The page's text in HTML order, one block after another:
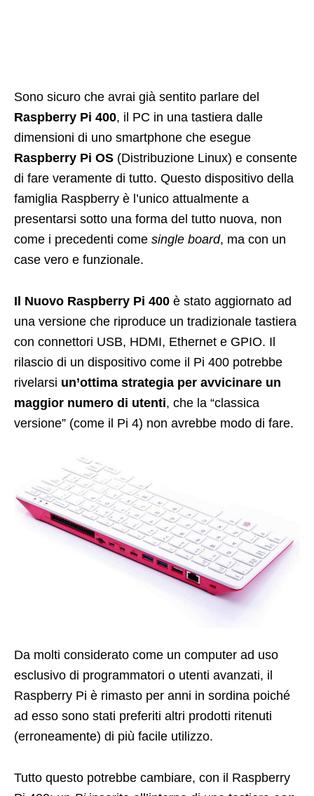
Sono sicuro che avrai già sentito parlare del
Raspberry Pi 400, il PC in una tastiera dalle
dimensioni di uno smartphone che esegue
Raspberry Pi OS (Distribuzione Linux) e consente
di fare veramente di tutto. Questo dispositivo della
famiglia Raspberry è l’unico attualmente a
presentarsi sotto una forma del tutto nuova, non
come i precedenti come single board, ma con un
case vero e funzionale.
Il Nuovo Raspberry Pi 400 è stato aggiornato ad
una versione che riproduce un tradizionale tastiera
con connettori USB, HDMI, Ethernet e GPIO. Il
rilascio di un dispositivo come il Pi 400 potrebbe
rivelarsi un’ottima strategia per avvicinare un
maggior numero di utenti, che la “classica
versione” (come il Pi 4) non avrebbe modo di fare.
Da molti considerato come un computer ad uso
esclusivo di programmatori o utenti avanzati, il
Raspberry Pi è rimasto per anni in sordina poiché
ad esso sono stati preferiti altri prodotti ritenuti
(erroneamente) di più facile utilizzo.
Tutto questo potrebbe cambiare, con il Raspberry